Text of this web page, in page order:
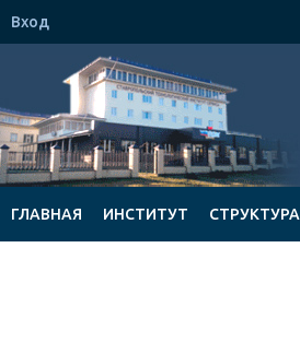
Вход
ГЛАВНАЯ ИНСТИТУТ СТРУКТУРА